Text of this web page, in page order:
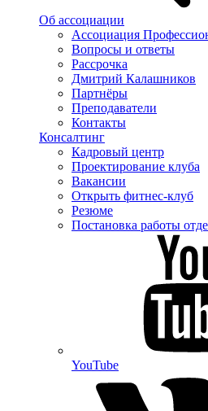
Об ассоциации
Ассоциация
Вопросы и ответы
Рассрочка
Дмитрий Калашников
Партнёры
Преподаватели
Контакты
Консалтинг
Кадровый центр
Проектирование клуба
Вакансии
Открыть фитнес-клуб
Резюме
Постановка работы
YouTube